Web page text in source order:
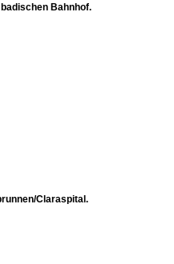
Bahnhof.
Claraspital.